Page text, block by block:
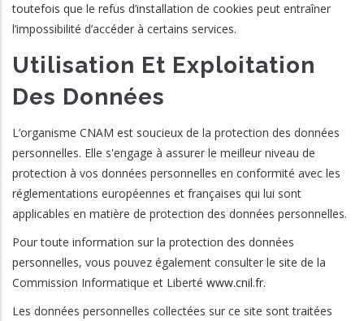
toutefois que le refus d’installation de cookies peut entraîner
l’impossibilité d’accéder à certains services.
Utilisation Et Exploitation
Des Données
L’organisme CNAM est soucieux de la protection des données
personnelles. Elle s'engage à assurer le meilleur niveau de
protection à vos données personnelles en conformité avec les
réglementations européennes et françaises qui lui sont
applicables en matière de protection des données personnelles.
Pour toute information sur la protection des données
personnelles, vous pouvez également consulter le site de la
Commission Informatique et Liberté www.cnil.fr.
Les données personnelles collectées sur ce site sont traitées